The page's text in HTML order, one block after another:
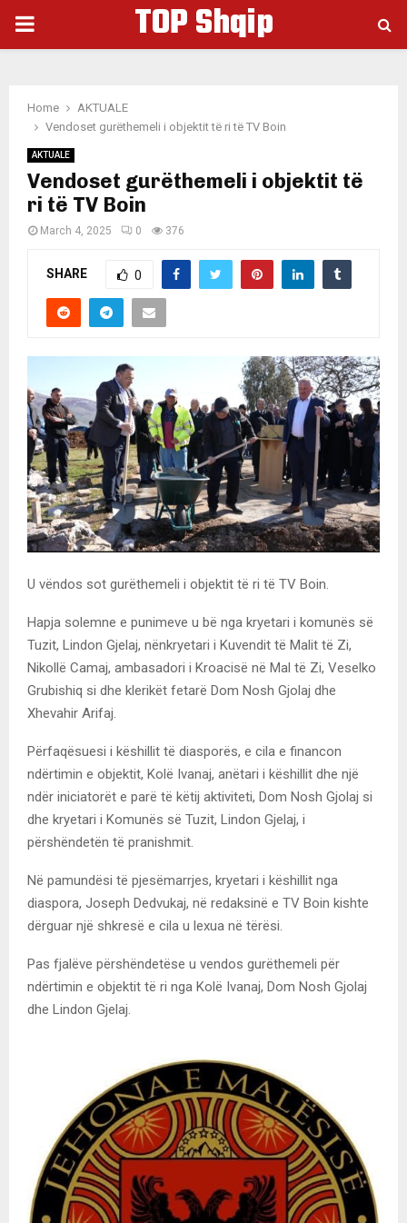
PRIMARY
TOP Shqip
Home
AKTUALE
Vendoset gurëthemeli i objektit të ri të TV Boin
AKTUALE
Vendoset gurëthemeli i objektit të
ri të TV Boin
March 4, 2025 0 376
SHARE 0
U vëndos sot gurëthemeli i objektit të ri të TV Boin.
Hapja solemne e punimeve u bë nga kryetari i komunës së
Tuzit, Lindon Gjelaj, nënkryetari i Kuvendit të Malit të Zi,
Nikollë Camaj, ambasadori i Kroacisë në Mal të Zi, Veselko
Grubishiq si dhe klerikët fetarë Dom Nosh Gjolaj dhe
Xhevahir Arifaj.
Përfaqësuesi i këshillit të diasporës, e cila e financon
ndërtimin e objektit, Kolë Ivanaj, anëtari i këshillit dhe një
ndër iniciatorët e parë të këtij aktiviteti, Dom Nosh Gjolaj si
dhe kryetari i Komunës së Tuzit, Lindon Gjelaj, i
përshëndetën të pranishmit.
Në pamundësi të pjesëmarrjes, kryetari i këshillit nga
diaspora, Joseph Dedvukaj, në redaksinë e TV Boin kishte
dërguar një shkresë e cila u lexua në tërësi.
Pas fjalëve përshëndetëse u vendos gurëthemeli për
ndërtimin e objektit të ri nga Kolë Ivanaj, Dom Nosh Gjolaj
dhe Lindon Gjelaj.